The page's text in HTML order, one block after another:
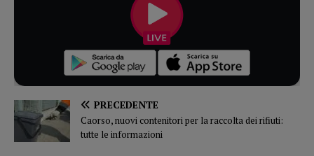
PRECEDENTE
Caorso, nuovi contenitori per la raccolta dei rifiuti:
tutte le informazioni